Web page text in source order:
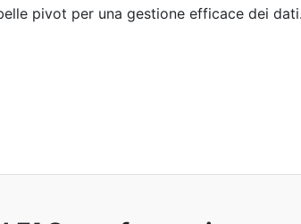
pivot per una gestione efficace dei